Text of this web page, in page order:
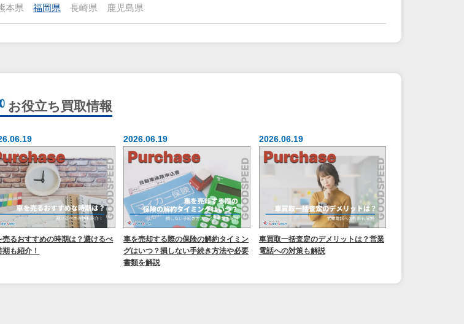
本県 福岡県 長崎県 鹿児島県
お役立ち 買取情報
売るおすすめの時期は？避けるべ
期も紹介！
2026.06.19
車を売却する際の保険の解約タイミン
グはいつ？損しない手続き方法や必要
書類を解説
2026.06.19
車買取一括査定のデメリットは？営業
電話への対策も解説